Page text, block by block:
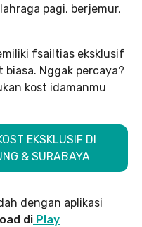
pagi, berjemur,
fsailtias eksklusif
Nggak percaya?
kost idamanmu
EKSKLUSIF DI
& SURABAYA
dengan aplikasi
di Play